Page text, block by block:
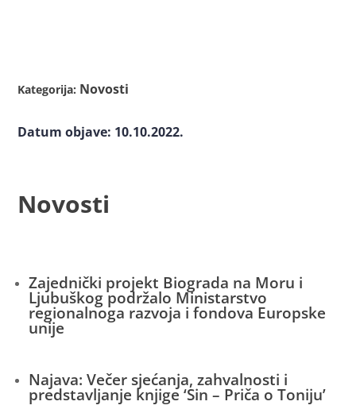
Kategorija: Novosti
Datum objave: 10.10.2022.
Novosti
Zajednički projekt Biograda na Moru i
Ljubuškog podržalo Ministarstvo
regionalnoga razvoja i fondova Europske
unije
Najava: Večer sjećanja, zahvalnosti i
predstavljanje knjige ‘Sin – Priča o Toniju’